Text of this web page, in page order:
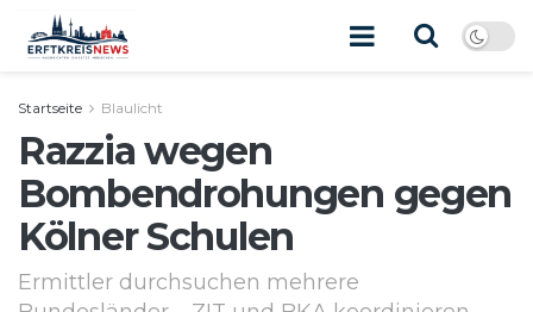
Startseite Blaulicht
Razzia wegen
Bombendrohungen gegen
Kölner Schulen
Ermittler durchsuchen mehrere